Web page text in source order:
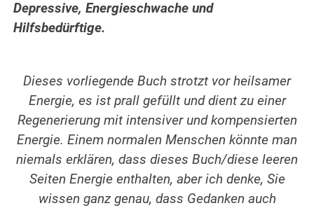
Depressive, Energieschwache und
Hilfsbedürftige.
Dieses vorliegende Buch strotzt vor heilsamer
Energie, es ist prall gefüllt und dient zu einer
Regenerierung mit intensiver und kompensierten
Energie. Einem normalen Menschen könnte man
niemals erklären, dass dieses Buch/diese leeren
Seiten Energie enthalten, aber ich denke, Sie
wissen ganz genau, dass Gedanken auch